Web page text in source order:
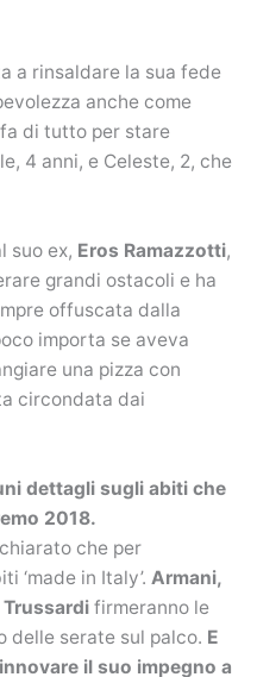
a rinsaldare la sua fede
anche come
fa di tutto per stare
4 anni, e Celeste, 2, che
suo ex, Eros Ramazzotti,
grandi ostacoli e ha
offuscata dalla
importa se aveva
una pizza con
circondata dai
dettagli sugli abiti che
2018.
che per
‘made in Italy’. Armani,
firmeranno le
delle serate sul palco. E
il suo impegno a